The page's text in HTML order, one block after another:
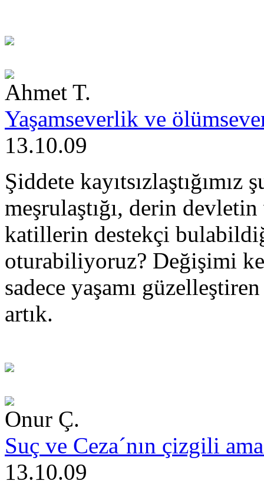
Ahmet T.
Yaşamseverlik ve
13.10.09
Şiddete kayıtsızlaştığımız
meşrulaştığı, derin devletin
katillerin destekçi
oturabiliyoruz? Değişimi
sadece yaşamı
artık.
Onur Ç.
Suç ve Ceza´nın çizgili
13.10.09